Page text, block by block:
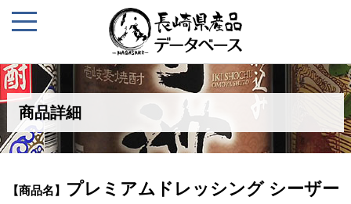
商品詳細
【商品名】
プレミアムドレッシング シーザー